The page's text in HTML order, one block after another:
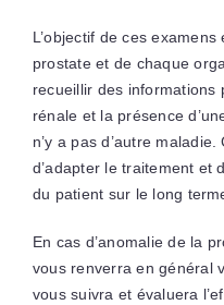
L’objectif de ces
prostate et de chaque
recueillir des informations
rénale et la présence
n’y a pas d’autre
d’adapter le traitement et
du patient sur le long
En cas d’anomalie de la
vous renverra en général
vous suivra et évaluera